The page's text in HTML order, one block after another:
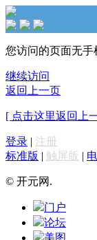
您访问的页面无手
继续访问
返回上一页
[ 点击这里返回上
登录 | 注册
标准版 | 触屏版 |
© 开元网.
门户
论坛
美图